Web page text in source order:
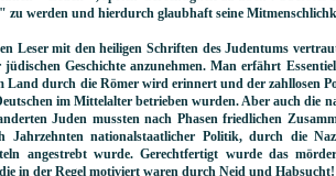
zu werden und hierdurch glaubhaft seine
Leser mit den heiligen Schriften des Judentums
Geschichte anzunehmen. Man erfährt
Land durch die Römer wird erinnert und der zahllosen
im Mittelalter betrieben wurden. Aber auch die
Juden mussten nach Phasen friedlichen
Jahrzehnten nationalstaatlicher Politik, durch die
angestrebt wurde. Gerechtfertigt wurde das
in der Regel motiviert waren durch Neid und Habsucht!